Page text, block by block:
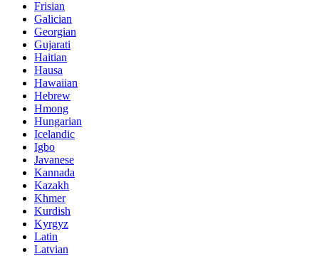
Frisian
Galician
Georgian
Gujarati
Haitian
Hausa
Hawaiian
Hebrew
Hmong
Hungarian
Icelandic
Igbo
Javanese
Kannada
Kazakh
Khmer
Kurdish
Kyrgyz
Latin
Latvian